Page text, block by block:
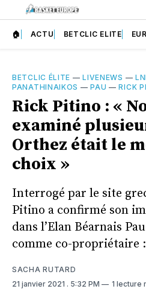
🏠 ACTU BETCLIC ELITE
BETCLIC ÉLITE —LIVENEWS —
PANATHINAIKOS —PAU —RICK
Rick Pitino : «
examiné
Orthez était le
choix »
Interrogé par le site
Pitino a confirmé son
dans l’Elan Béarnais
comme co-propriétaire :
SACHA RUTARD
21 janvier 2021 . 5:32 PM 1 lecture